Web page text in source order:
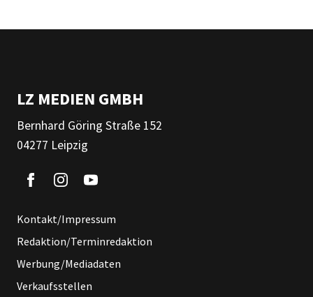
LZ MEDIEN GMBH
Bernhard Göring Straße 152
04277 Leipzig
Kontakt/Impressum
Redaktion/Terminredaktion
Werbung/Mediadaten
Verkaufsstellen